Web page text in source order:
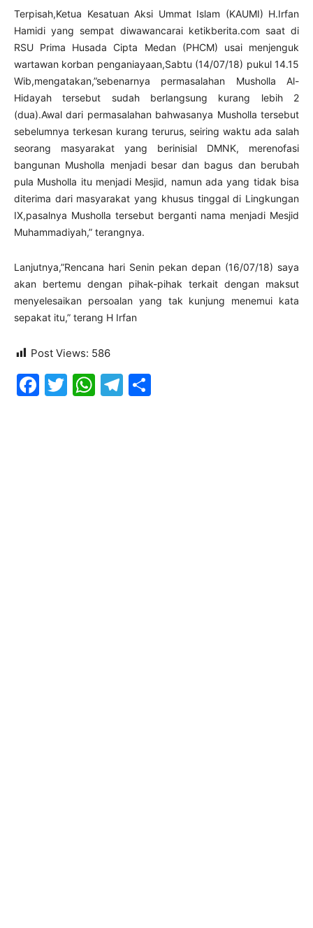
Terpisah,Ketua Kesatuan Aksi Ummat Islam (KAUMI) H.Irfan
Hamidi yang sempat diwawancarai ketikberita.com saat di
RSU Prima Husada Cipta Medan (PHCM) usai menjenguk
wartawan korban penganiayaan,Sabtu (14/07/18) pukul 14.15
Wib,mengatakan,”sebenarnya permasalahan Musholla Al-
Hidayah tersebut sudah berlangsung kurang lebih 2
(dua).Awal dari permasalahan bahwasanya Musholla tersebut
sebelumnya terkesan kurang terurus, seiring waktu ada salah
seorang masyarakat yang berinisial DMNK, merenofasi
bangunan Musholla menjadi besar dan bagus dan berubah
pula Musholla itu menjadi Mesjid, namun ada yang tidak bisa
diterima dari masyarakat yang khusus tinggal di Lingkungan
IX,pasalnya Musholla tersebut berganti nama menjadi Mesjid
Muhammadiyah,” terangnya.
Lanjutnya,”Rencana hari Senin pekan depan (16/07/18) saya
akan bertemu dengan pihak-pihak terkait dengan maksut
menyelesaikan persoalan yang tak kunjung menemui kata
sepakat itu,” terang H Irfan
Post Views: 586
Facebook
Twitter
WhatsApp
Telegram